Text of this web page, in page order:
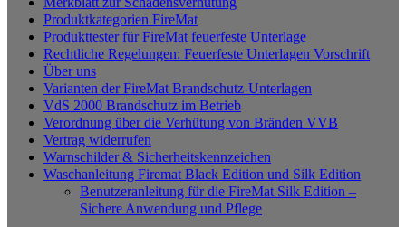
Produktkategorien FireMat
Produkttester für FireMat feuerfeste Unterlage
Rechtliche Regelungen: Feuerfeste Unterlagen Vorschrift
Über uns
Varianten der FireMat Brandschutz-Unterlagen
VdS 2000 Brandschutz im Betrieb
Verordnung über die Verhütung von Bränden VVB
Vertrag widerrufen
Warnschilder & Sicherheitskennzeichen
Waschanleitung Firemat Black Edition und Silk Edition
Benutzeranleitung für die FireMat Silk Edition –
Sichere Anwendung und Pflege